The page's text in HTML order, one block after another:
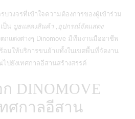
วงจรที่เข้าใจความต้องการของผู้เข้าร่วม
ป็น บูธแสดงสินค้า ,อุปกรณ์จัดแสดง
กแต่งต่างๆ Dinomove มีทีมงานมืออาชีพ
มให้บริการขนย้ายทั้งในเขตพื้นที่จัดงาน
ปยังเทศกาลอีสานสร้างสรรค์
DINOMOVE
ศกาลอีสาน